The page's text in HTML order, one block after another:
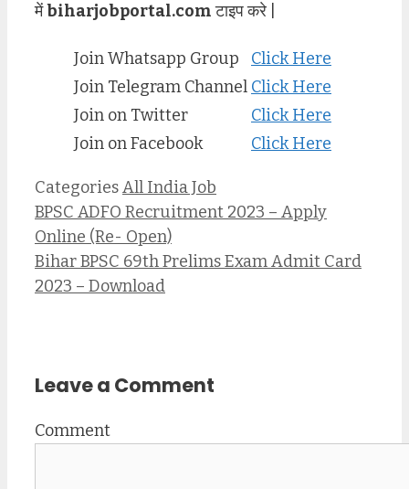
मेंbiharjobportal.comटाइप करे |
Join Whatsapp Group
Click Here
Join Telegram Channel Click Here
Join on Twitter
Click Here
Join on Facebook
Click Here
CategoriesAll India Job
BPSC ADFO Recruitment 2023 – Apply
Online (Re- Open)
Bihar BPSC 69th Prelims Exam Admit Card
2023 – Download
Leave a Comment
Comment